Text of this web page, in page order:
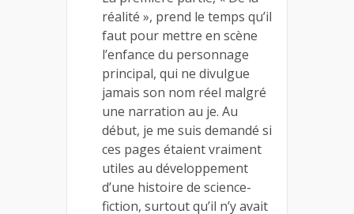
réalité », prend le temps qu’il
faut pour mettre en scène
l’enfance du personnage
principal, qui ne divulgue
jamais son nom réel malgré
une narration au je. Au
début, je me suis demandé si
ces pages étaient vraiment
utiles au développement
d’une histoire de science-
fiction, surtout qu’il n’y avait